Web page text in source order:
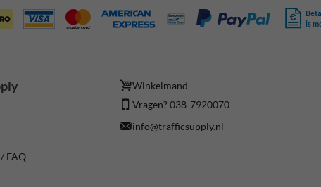
is
FAQ
Winkelmand
Vragen? 038-7920070
info@trafficsupply.nl